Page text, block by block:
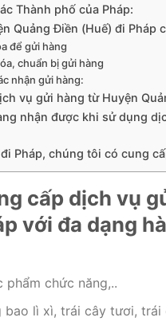
Thành phố của Pháp:
Quảng Điền (Huế) đi Pháp
để gửi hàng
chuẩn bị gửi hàng
nhận gửi hàng:
vụ gửi hàng từ Huyện
nhận được khi sử dụng
Pháp, chúng tôi có cung
cấp dịch vụ
với đa dạng
phẩm chức năng,..
bao lì xì, trái cây tươi, trái